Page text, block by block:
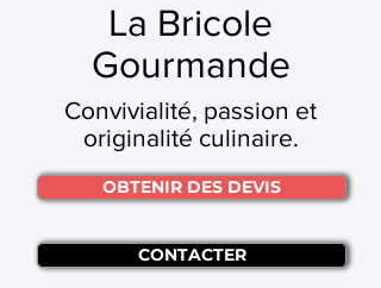
La Bricole
Gourmande
Convivialité, passion et
originalité culinaire.
OBTENIR DES DEVIS
CONTACTER